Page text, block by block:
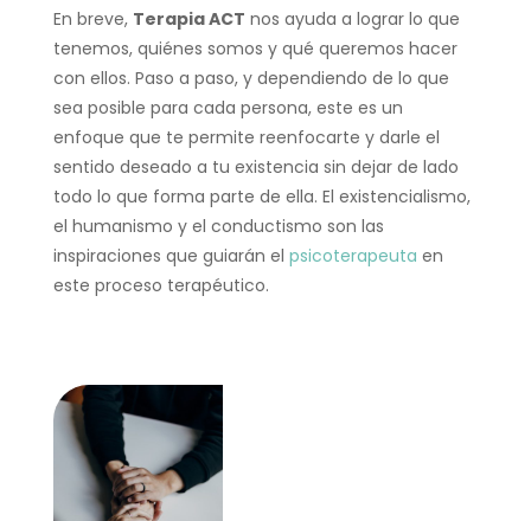
En breve, Terapia ACT nos ayuda a lograr lo que
tenemos, quiénes somos y qué queremos hacer
con ellos. Paso a paso, y dependiendo de lo que
sea posible para cada persona, este es un
enfoque que te permite reenfocarte y darle el
sentido deseado a tu existencia sin dejar de lado
todo lo que forma parte de ella. El existencialismo,
el humanismo y el conductismo son las
inspiraciones que guiarán el psicoterapeuta en
este proceso terapéutico.